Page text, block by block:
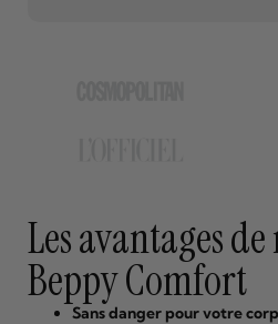
Les avantages
Beppy Comfort
Sans danger pour votre